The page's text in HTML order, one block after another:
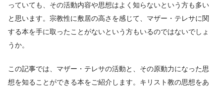
っていても、その活動内容や思想はよく知らないという方も多い
と思います。宗教性に敷居の高さを感じて、マザー・テレサに関
する本を手に取ったことがないという方もいるのではないでしょ
うか。
この記事では、マザー・テレサの活動と、その原動力になった思
想を知ることができる本をご紹介します。キリスト教の思想をあ